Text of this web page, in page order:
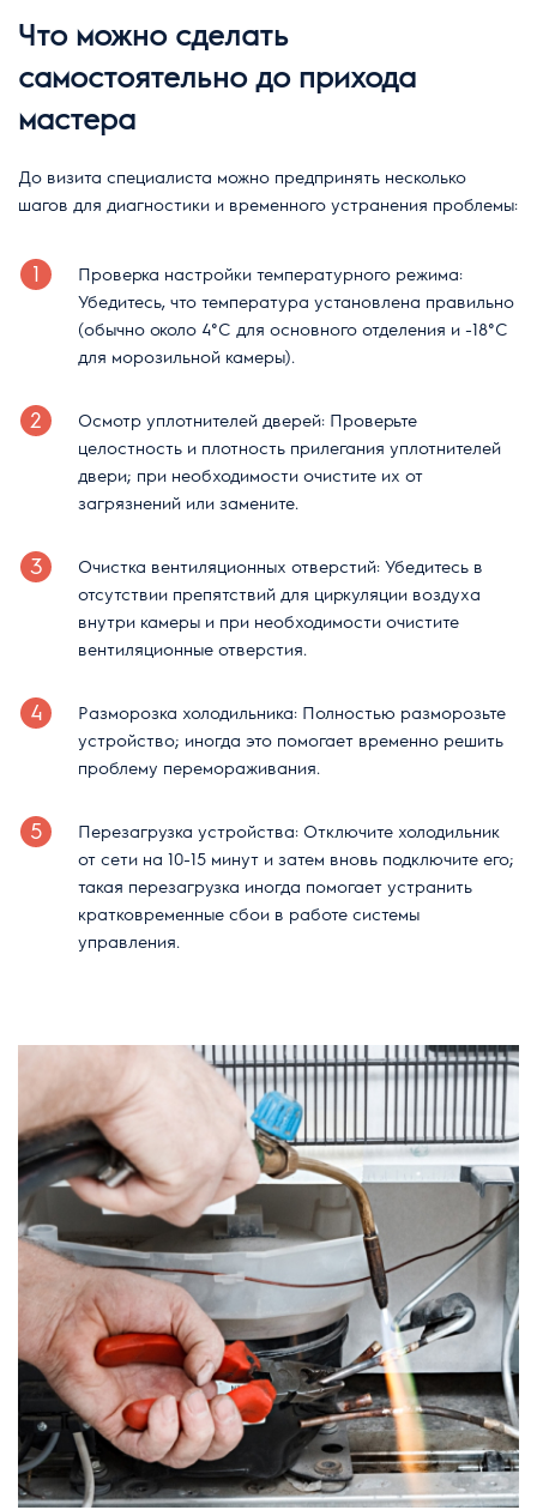
Что можно сделать
самостоятельно до прихода
мастера
До визита специалиста можно предпринять несколько
шагов для диагностики и временного устранения проблемы:
Проверка настройки температурного режима:
Убедитесь, что температура установлена правильно
(обычно около 4°C для основного отделения и -18°C
для морозильной камеры).
Осмотр уплотнителей дверей: Проверьте
целостность и плотность прилегания уплотнителей
двери; при необходимости очистите их от
загрязнений или замените.
Очистка вентиляционных отверстий: Убедитесь в
отсутствии препятствий для циркуляции воздуха
внутри камеры и при необходимости очистите
вентиляционные отверстия.
Разморозка холодильника: Полностью разморозьте
устройство; иногда это помогает временно решить
проблему перемораживания.
Перезагрузка устройства: Отключите холодильник
от сети на 10-15 минут и затем вновь подключите его;
такая перезагрузка иногда помогает устранить
кратковременные сбои в работе системы
управления.